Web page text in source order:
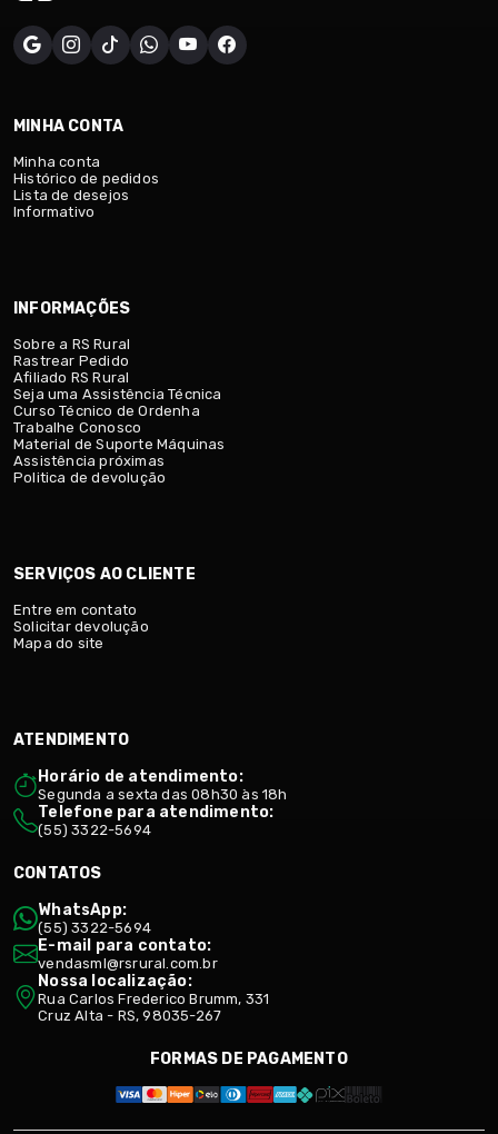
MINHA CONTA
Minha conta
Histórico de pedidos
Lista de desejos
Informativo
INFORMAÇÕES
Sobre a RS Rural
Rastrear Pedido
Afiliado RS Rural
Seja uma Assistência Técnica
Curso Técnico de Ordenha
Trabalhe Conosco
Material de Suporte Máquinas
Assistência próximas
Politica de devolução
SERVIÇOS AO CLIENTE
Entre em contato
Solicitar devolução
Mapa do site
ATENDIMENTO
Horário de atendimento:
Segunda a sexta das 08h30 às 18h
Telefone para atendimento:
(55) 3322-5694
CONTATOS
WhatsApp:
(55) 3322-5694
E-mail para contato:
vendasml@rsrural.com.br
Nossa localização:
Rua Carlos Frederico Brumm, 331
Cruz Alta - RS, 98035-267
FORMAS DE PAGAMENTO